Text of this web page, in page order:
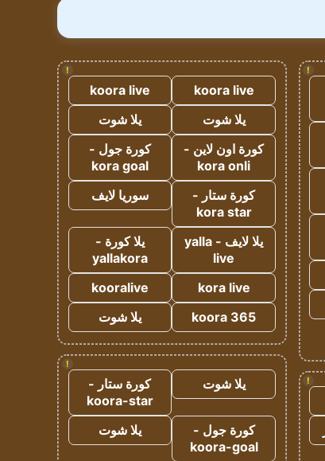
!
!
!
koora live
koora live
يلا شوت
يلا شوت
كورة اون لاين -
kora onli
كورة جول -
kora goal
كورة ستار -
kora star
سوريا لايف
يلا لايف - yalla
live
يلا كورة -
yallakora
kora live
kooralive
koora 365
يلا شوت
!
يلا شوت
كورة ستار -
koora-star
كورة جول -
koora-goal
يلا شوت